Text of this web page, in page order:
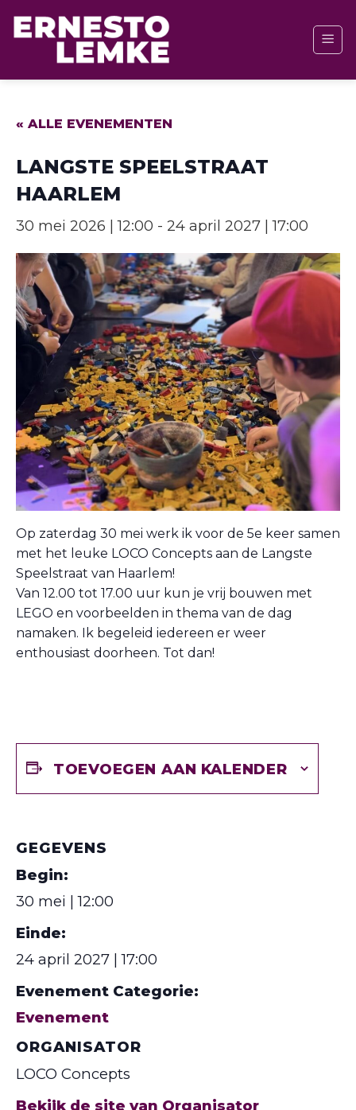
Ga
naar
« ALLE EVENEMENTEN
LANGSTE SPEELSTRAAT
HAARLEM
30 mei 2026 | 12:00 - 24 april 2027 | 17:00
Op zaterdag 30 mei werk ik voor de 5e keer samen
met het leuke LOCO Concepts aan de Langste
Speelstraat van Haarlem!
Van 12.00 tot 17.00 uur kun je vrij bouwen met
LEGO en voorbeelden in thema van de dag
namaken. Ik begeleid iedereen er weer
enthousiast doorheen. Tot dan!
TOEVOEGEN AAN KALENDER
GEGEVENS
Begin:
30 mei | 12:00
Einde:
24 april 2027 | 17:00
Evenement Categorie:
Evenement
ORGANISATOR
LOCO Concepts
Bekijk de site van Organisator